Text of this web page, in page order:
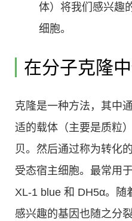
体）将我们感兴趣
细胞。
在分子克隆
克隆是一种方法，其中
适的载体（主要是质粒
贝。然后通过称为转化
受态宿主细胞。最常用
XL-1 blue 和 DH5α。随
感兴趣的基因也随之分